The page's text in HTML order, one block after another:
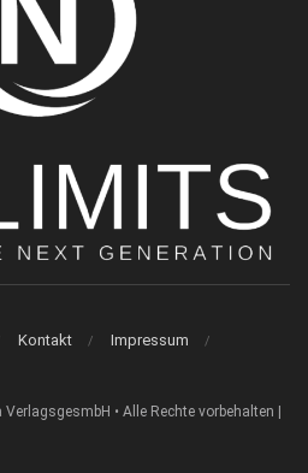
Kontakt
Impressum
• Alle Rechte vorbehalten |